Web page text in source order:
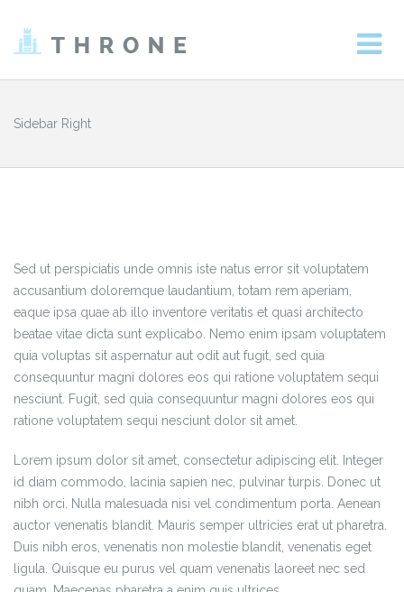
Sidebar Right
Sed ut perspiciatis unde omnis iste natus error sit voluptatem
accusantium doloremque laudantium, totam rem aperiam,
eaque ipsa quae ab illo inventore veritatis et quasi architecto
beatae vitae dicta sunt explicabo. Nemo enim ipsam voluptatem
quia voluptas sit aspernatur aut odit aut fugit, sed quia
consequuntur magni dolores eos qui ratione voluptatem sequi
nesciunt. Fugit, sed quia consequuntur magni dolores eos qui
ratione voluptatem sequi nesciunt dolor sit amet.
Lorem ipsum dolor sit amet, consectetur adipiscing elit. Integer
id diam commodo, lacinia sapien nec, pulvinar turpis. Donec ut
nibh orci. Nulla malesuada nisi vel condimentum porta. Aenean
auctor venenatis blandit. Mauris semper ultricies erat ut pharetra.
Duis nibh eros, venenatis non molestie blandit, venenatis eget
ligula. Quisque eu purus vel quam venenatis laoreet nec sed